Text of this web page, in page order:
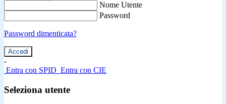
Nome Utente
Password
Password dimenticata?
-
Entra con SPID Entra con CIE
Seleziona utente